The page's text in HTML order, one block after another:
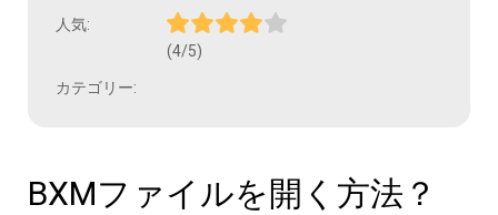
人気:
(4/5)
カテゴリー:
BXMファイルを開く方法？